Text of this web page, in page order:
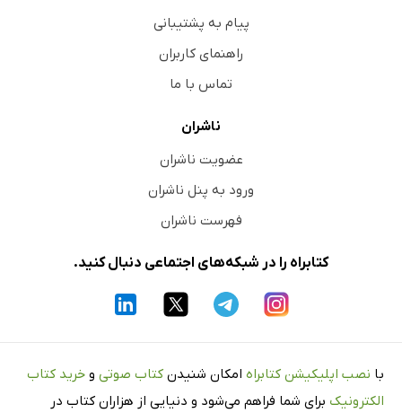
پیام به پشتیبانی
راهنمای کاربران
تماس با ما
ناشران
عضویت ناشران
ورود به پنل ناشران
فهرست ناشران
کتابراه را در شبکه‌های اجتماعی دنبال کنید.
با نصب اپلیکیشن کتابراه امکان شنیدن کتاب صوتی و خرید کتاب
الکترونیک برای شما فراهم می‌شود و دنیایی از هزاران کتاب در